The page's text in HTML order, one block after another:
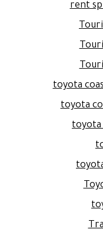
rent
toyota
toyota
toyota